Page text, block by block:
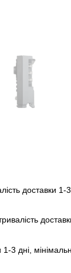
доставки 1-3
1-3 дні,